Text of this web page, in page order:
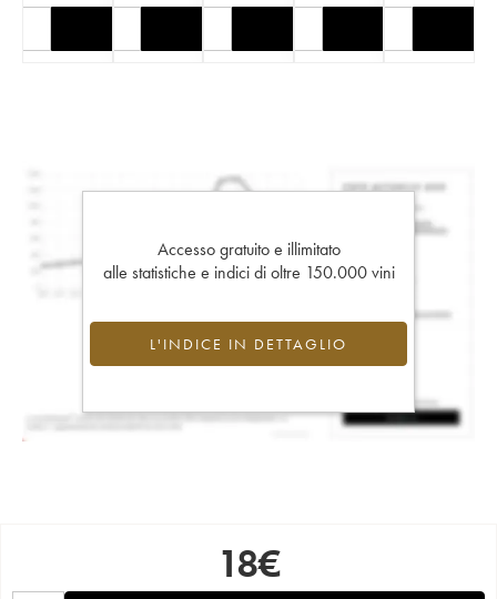
Accesso gratuito e illimitato
alle statistiche e indici di oltre 150.000 vini
L'INDICE IN DETTAGLIO
18€